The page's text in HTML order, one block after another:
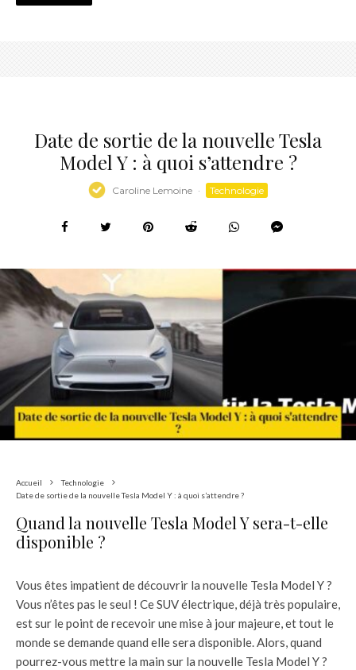
Date de sortie de la nouvelle Tesla
Model Y : à quoi s’attendre ?
Caroline Lemoine · Technologie
Accueil
Technologie
Date de sortie de la nouvelle Tesla Model Y : à quoi s’attendre ?
Quand la nouvelle Tesla Model Y sera-t-elle
disponible ?
Vous êtes impatient de découvrir la nouvelle Tesla Model Y ?
Vous n’êtes pas le seul ! Ce SUV électrique, déjà très populaire,
est sur le point de recevoir une mise à jour majeure, et tout le
monde se demande quand elle sera disponible. Alors, quand
pourrez-vous mettre la main sur la nouvelle Tesla Model Y ?